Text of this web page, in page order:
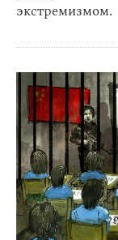
экстремизмом.